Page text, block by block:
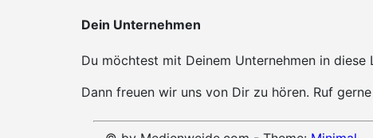
Dein Unternehmen
Du möchtest mit Deinem Unternehmen in
Dann freuen wir uns von Dir zu hören. Ruf